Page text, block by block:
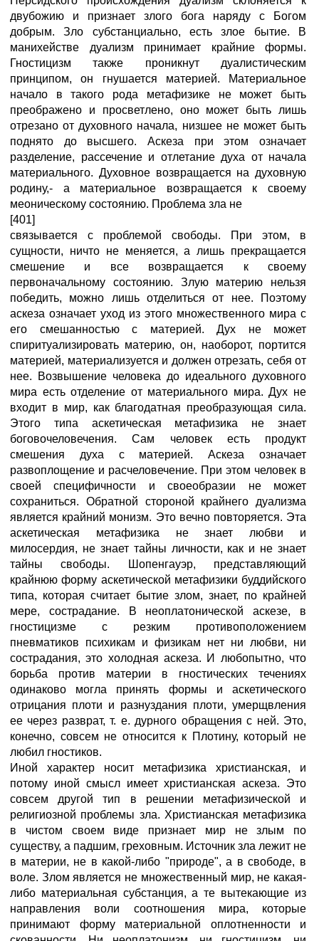
двубожию и признает злого бога наряду с Богом
добрым. Зло субстанциально, есть злое бытие. В
манихействе дуализм принимает крайние формы.
Гностицизм также проникнут дуалистическим
принципом, он гнушается материей. Материальное
начало в такого рода метафизике не может быть
преображено и просветлено, оно может быть лишь
отрезано от духовного начала, низшее не может быть
поднято до высшего. Аскеза при этом означает
разделение, рассечение и отлетание духа от начала
материального. Духовное возвращается на духовную
родину,- а материальное возвращается к своему
меоническому состоянию. Проблема зла не
[401]
связывается с проблемой свободы. При этом, в
сущности, ничто не меняется, а лишь прекращается
смешение и все возвращается к своему
первоначальному состоянию. Злую материю нельзя
победить, можно лишь отделиться от нее. Поэтому
аскеза означает уход из этого множественного мира с
его смешанностью с материей. Дух не может
спиритуализировать материю, он, наоборот, портится
материей, материализуется и должен отрезать, себя от
нее. Возвышение человека до идеального духовного
мира есть отделение от материального мира. Дух не
входит в мир, как благодатная преобразующая сила.
Этого типа аскетическая метафизика не знает
боговочеловечения. Сам человек есть продукт
смешения духа с материей. Аскеза означает
развоплощение и расчеловечение. При этом человек в
своей специфичности и своеобразии не может
сохраниться. Обратной стороной крайнего дуализма
является крайний монизм. Это вечно повторяется. Эта
аскетическая метафизика не знает любви и
милосердия, не знает тайны личности, как и не знает
тайны свободы. Шопенгауэр, представляющий
крайнюю форму аскетической метафизики буддийского
типа, которая считает бытие злом, знает, по крайней
мере, сострадание. В неоплатонической аскезе, в
гностицизме с резким противоположением
пневматиков психикам и физикам нет ни любви, ни
сострадания, это холодная аскеза. И любопытно, что
борьба против материи в гностических течениях
одинаково могла принять формы и аскетического
отрицания плоти и разнуздания плоти, умерщвления
ее через разврат, т. е. дурного обращения с ней. Это,
конечно, совсем не относится к Плотину, который не
любил гностиков.
Иной характер носит метафизика христианская, и
потому иной смысл имеет христианская аскеза. Это
совсем другой тип в решении метафизической и
религиозной проблемы зла. Христианская метафизика
в чистом своем виде признает мир не злым по
существу, а падшим, греховным. Источник зла лежит не
в материи, не в какой-либо "природе", а в свободе, в
воле. Злом является не множественный мир, не какая-
либо материальная субстанция, а те вытекающие из
направления воли соотношения мира, которые
принимают форму материальной оплотненности и